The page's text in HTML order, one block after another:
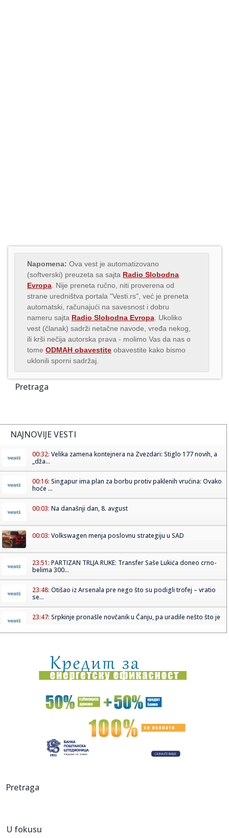
Napomena: Ova vest je automatizovano
(softverski) preuzeta sa sajta Radio Slobodna
Evropa . Nije preneta ručno, niti proverena od
strane uredništva portala "Vesti.rs", već je preneta
automatski, računajući na savesnost i dobru
nameru sajta Radio Slobodna Evropa . Ukoliko
vest (članak) sadrži netačne navode, vređa nekog,
ili krši nečija autorska prava - molimo Vas da nas o
tome ODMAH obavestite obavestite kako bismo
uklonili sporni sadržaj.
Pretraga
NAJNOVIJE VESTI
00:32: Velika zamena kontejnera na Zvezdari: Stiglo 177 novih, a
„dža...
00:16: Singapur ima plan za borbu protiv paklenih vrućina: Ovako
hoće ...
00:03: Na današnji dan, 8. avgust
00:03: Volkswagen menja poslovnu strategiju u SAD
23:51: PARTIZAN TRLJA RUKE: Transfer Saše Lukića doneo crno-
belima 300...
23:48: Otišao iz Arsenala pre nego što su podigli trofej – vratio
se...
23:47: Srpkinje pronašle novčanik u Čanju, pa uradile nešto što je
23:42:Kraj za Aleksandru i Anu: Eliminisane već na startu
23:35:"Nema lakih utakmica, ali mi smo Vojvodina"
Ribakina sigurna u Torontu
23:32:Brenin potez posle pada razbesneo javnost: Devojka joj
na ene...
23:25:
Pretraga
U fokusu